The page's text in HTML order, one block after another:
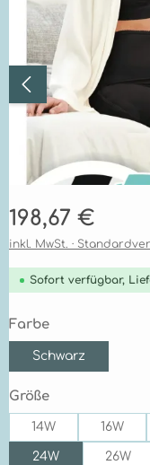
Regulärer Preis:
198,67 €
inkl. MwSt. ·
Sofort verfügbar,
Farbeauswählen
Schwarz
Größeauswählen
14W 16W
24W 26W